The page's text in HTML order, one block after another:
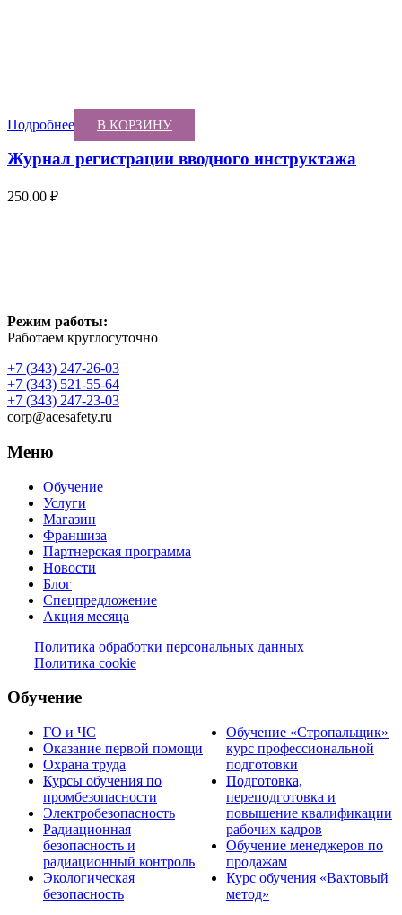
Подробнее В КОРЗИНУ
Журнал регистрации вводного инструктажа
250.00 ₽
Режим работы:
Работаем круглосуточно
+7 (343) 247-26-03
+7 (343) 521-55-64
+7 (343) 247-23-03
corp@acesafety.ru
Меню
Обучение
Услуги
Магазин
Франшиза
Партнерская программа
Новости
Блог
Спецпредложение
Акция месяца
Политика обработки персональных данных
Политика cookie
Обучение
ГО и ЧС
Оказание первой помощи
Охрана труда
Курсы обучения по
промбезопасности
Электробезопасность
Радиационная
безопасность и
радиационный контроль
Экологическая
безопасность
Обучение «Стропальщик»
курс профессиональной
подготовки
Подготовка,
переподготовка и
повышение квалификации
рабочих кадров
Обучение менеджеров по
продажам
Курс обучения «Вахтовый
метод»